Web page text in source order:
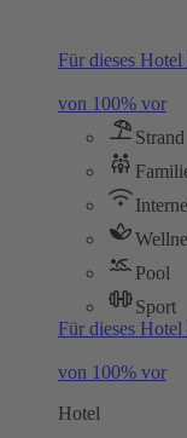
Für dieses
von 100% vor
Strand
Pool
Sport
Für dieses
von 100% vor
Hotel